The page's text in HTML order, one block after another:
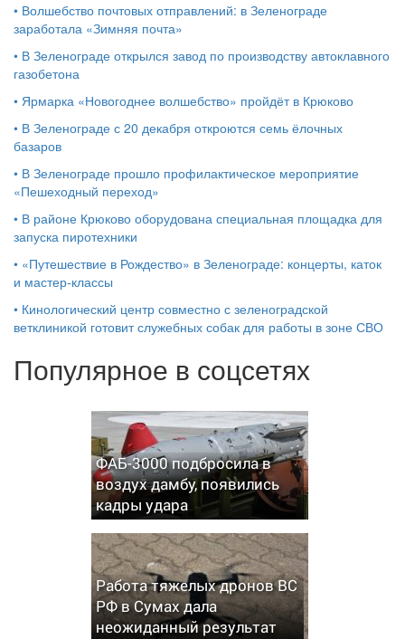
• Волшебство почтовых отправлений: в Зеленограде
заработала «Зимняя почта»
• В Зеленограде открылся завод по производству автоклавного
газобетона
• Ярмарка «Новогоднее волшебство» пройдёт в Крюково
• В Зеленограде с 20 декабря откроются семь ёлочных
базаров
• В Зеленограде прошло профилактическое мероприятие
«Пешеходный переход»
• В районе Крюково оборудована специальная площадка для
запуска пиротехники
• «Путешествие в Рождество» в Зеленограде: концерты, каток
и мастер‑классы
• Кинологический центр совместно с зеленоградской
ветклиникой готовит служебных собак для работы в зоне СВО
Популярное в соцсетях
ФАБ-3000 подбросила в
воздух дамбу, появились
кадры удара
Работа тяжелых дронов ВС
РФ в Сумах дала
неожиданный результат